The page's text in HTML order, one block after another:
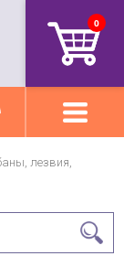
0
лезвия,